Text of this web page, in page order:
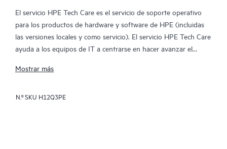
El servicio HPE Tech Care es el servicio de soporte operativo
para los productos de hardware y software de HPE (incluidas
las versiones locales y como servicio). El servicio HPE Tech Care
ayuda a los equipos de IT a centrarse en hacer avanzar el
las cosas, en lugar de tener que dedicarse tan solo a reaccionar
Mostrar más
N.º SKU H12Q3PE